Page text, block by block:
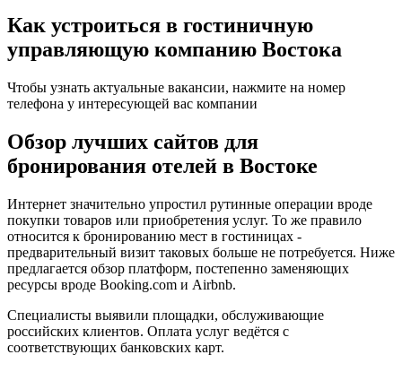
Как устроиться в гостиничную
управляющую компанию Востока
Чтобы узнать актуальные вакансии, нажмите на номер
телефона у интересующей вас компании
Обзор лучших сайтов для
бронирования отелей в Востоке
Интернет значительно упростил рутинные операции вроде
покупки товаров или приобретения услуг. То же правило
относится к бронированию мест в гостиницах -
предварительный визит таковых больше не потребуется. Ниже
предлагается обзор платформ, постепенно заменяющих
ресурсы вроде Booking.com и Airbnb.
Специалисты выявили площадки, обслуживающие
российских клиентов. Оплата услуг ведётся с
соответствующих банковских карт.